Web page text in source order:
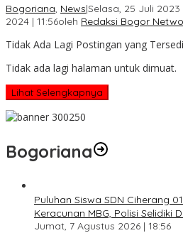
Bogoriana, News|Selasa, 25 Juli 2023
2024 | 11:56oleh Redaksi Bogor
Tidak Ada Lagi Postingan yang
Tidak ada lagi halaman untuk dimuat.
Lihat Selengkapnya
Bogoriana
Puluhan Siswa SDN Ciherang
Keracunan MBG, Polisi Selidiki
Jumat, 7 Agustus 2026 | 18:56